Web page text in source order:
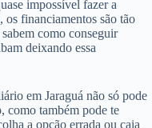
impossível fazer a
os financiamentos são tão
como conseguir
deixando essa
em Jaraguá não só pode
como também pode te
a opção errada ou caia